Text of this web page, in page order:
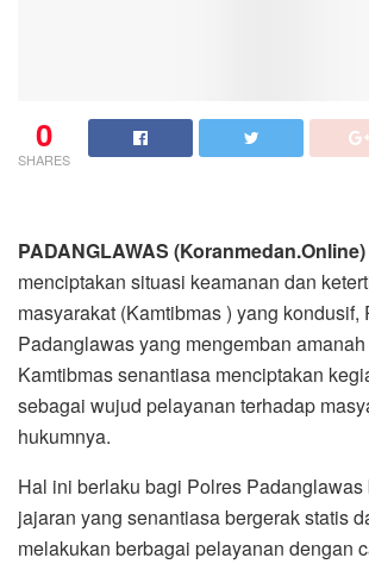
0
SHARES
PADANGLAWAS
menciptakan situasi keamanan dan
masyarakat (Kamtibmas ) yang kondusif,
Padanglawas yang mengemban
Kamtibmas senantiasa menciptakan
sebagai wujud pelayanan terhadap
hukumnya.
Hal ini berlaku bagi Polres Padanglawas
jajaran yang senantiasa bergerak statis
melakukan berbagai pelayanan dengan